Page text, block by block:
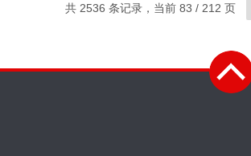
共 2536 条记录，当前 83 / 212 页